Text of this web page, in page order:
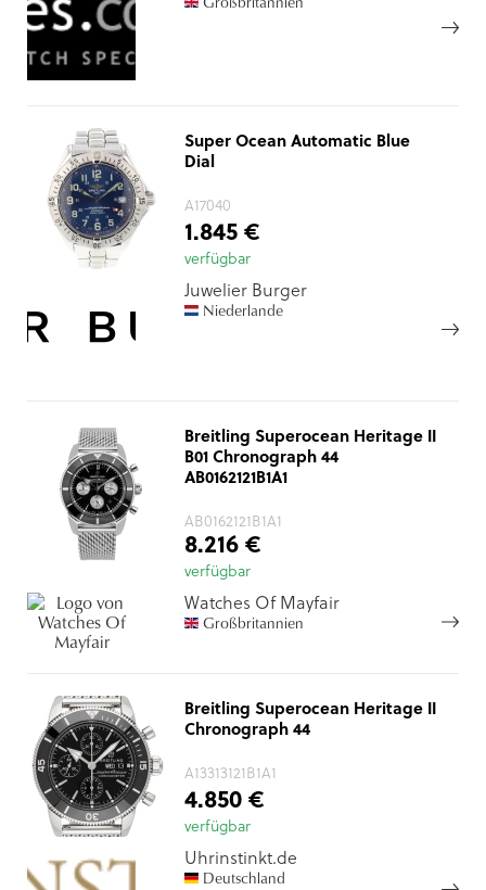
Super Ocean Automatic Blue
Dial
A17040
1.845 €
verfügbar
Juwelier Burger
Niederlande
Breitling Superocean Heritage II
B01 Chronograph 44
AB0162121B1A1
AB0162121B1A1
8.216 €
verfügbar
Watches Of Mayfair
Großbritannien
Breitling Superocean Heritage II
Chronograph 44
A13313121B1A1
4.850 €
verfügbar
Uhrinstinkt.de
Deutschland